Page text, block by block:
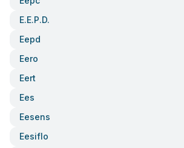
E.e.p.d.
Eepd
Eero
Eert
Ees
Eesens
Eesiflo